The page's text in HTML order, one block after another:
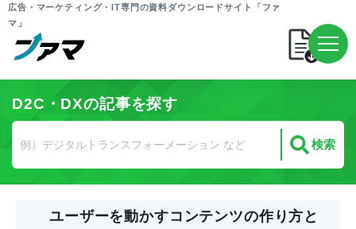
広告・マーケティング・IT専門の資料ダウンロードサイト「ファ
マ」
D2C・DXの記事を探す
ユーザーを動かすコンテンツの作り方と